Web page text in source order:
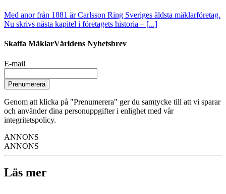
Med anor från 1881 är Carlsson Ring Sveriges äldsta mäklarföretag.
Nu skrivs nästa kapitel i företagets historia – [...]
Skaffa MäklarVärldens Nyhetsbrev
E-mail
Prenumerera
Genom att klicka på "Prenumerera" ger du samtycke till att vi sparar
och använder dina personuppgifter i enlighet med vår
integritetspolicy.
ANNONS
ANNONS
Läs mer